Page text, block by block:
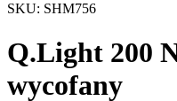
SKU: SHM756
Q.Light 200
wycofany